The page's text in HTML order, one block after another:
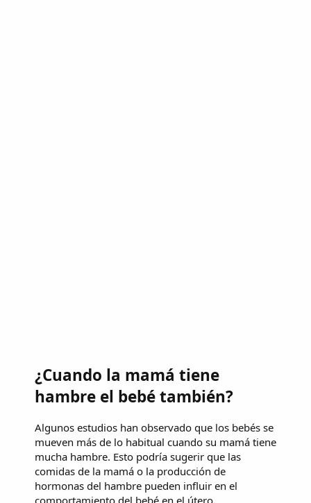
¿Cuando la mamá tiene
hambre el bebé también?
Algunos estudios han observado que los bebés se
mueven más de lo habitual cuando su mamá tiene
mucha hambre. Esto podría sugerir que las
comidas de la mamá o la producción de
hormonas del hambre pueden influir en el
comportamiento del bebé en el útero.